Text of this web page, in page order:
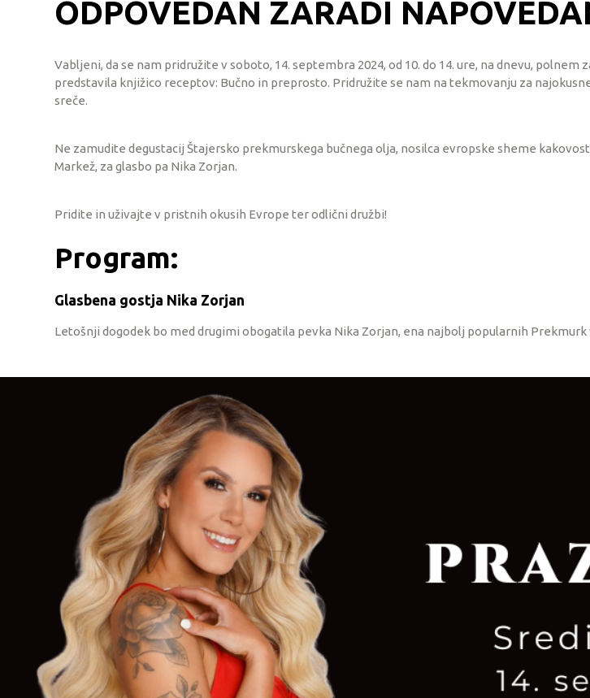
ODPOVEDAN ZARADI
Vabljeni, da se nam pridružite v soboto, 14. septembra 2024, od 10. do 14. ure, na dnevu,
predstavila knjižico receptov: Bučno in preprosto. Pridružite se nam na tekmovanju za
sreče.
Ne zamudite degustacij Štajersko prekmurskega bučnega olja, nosilca evropske sheme
Markež, za glasbo pa Nika Zorjan.
Pridite in uživajte v pristnih okusih Evrope ter odlični družbi!
Program:
Glasbena gostja Nika Zorjan
Letošnji dogodek bo med drugimi obogatila pevka Nika Zorjan, ena najbolj popularnih